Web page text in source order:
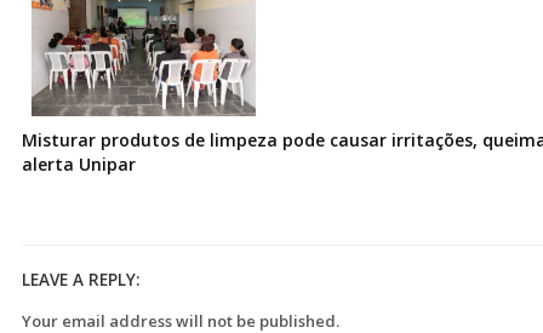
Misturar produtos de limpeza pode causar irritações,
alerta Unipar
LEAVE A REPLY:
Your email address will not be published.